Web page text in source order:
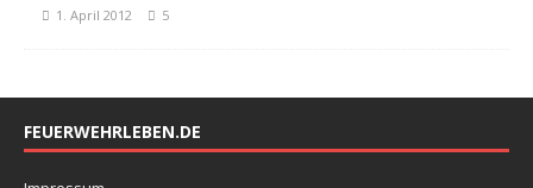
1. April 2012 5
FEUERWEHRLEBEN.DE